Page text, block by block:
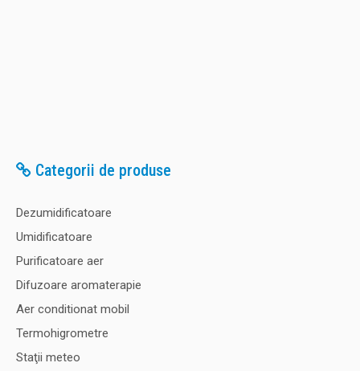
Categorii de produse
Dezumidificatoare
Umidificatoare
Purificatoare aer
Difuzoare aromaterapie
Aer conditionat mobil
Termohigrometre
Staţii meteo